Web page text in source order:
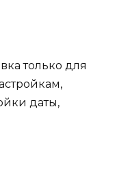
только для
даты,